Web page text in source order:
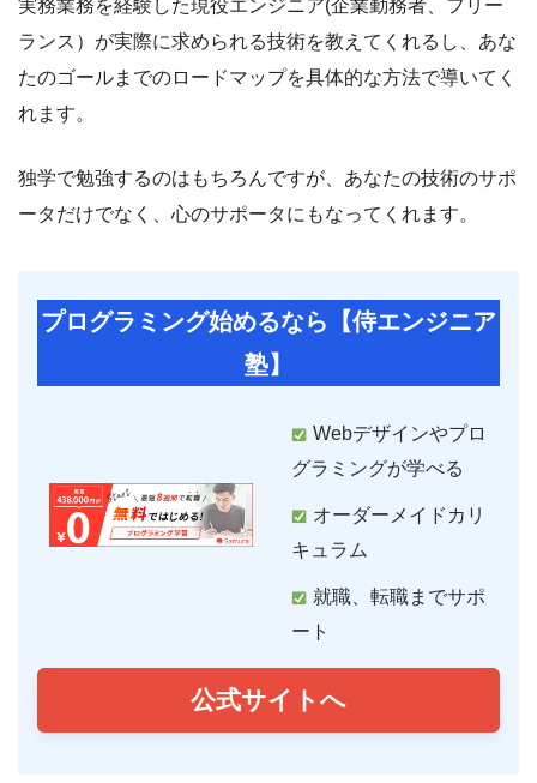
実務業務を経験した現役エンジニア(企業勤務者、フリー
ランス）が実際に求められる技術を教えてくれるし、あな
たのゴールまでのロードマップを具体的な方法で導いてく
れます。
独学で勉強するのはもちろんですが、あなたの技術のサポ
ータだけでなく、心のサポータにもなってくれます。
プログラミング始めるなら【侍エンジニア
塾】
Webデザインやプロ
グラミングが学べる
オーダーメイドカリ
キュラム
就職、転職までサポ
ート
公式サイトへ